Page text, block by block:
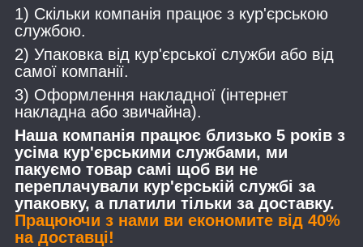
1) Скільки компанія працює з кур'єрською
службою.
2) Упаковка від кур'єрської служби або від
самої компанії.
3) Оформлення накладної (інтернет
накладна або звичайна).
Наша компанія працює близько 5 років з
усіма кур'єрськими службами, ми
пакуємо товар самі щоб ви не
переплачували кур'єрській службі за
упаковку, а платили тільки за доставку.
Працюючи з нами ви економите від 40%
на доставці!